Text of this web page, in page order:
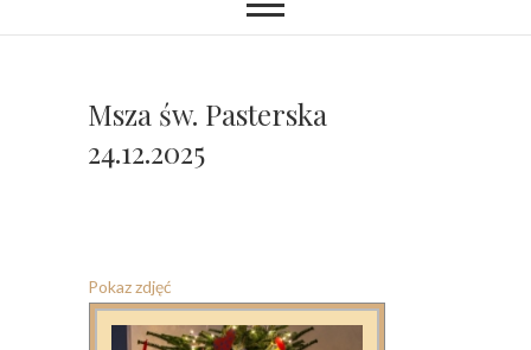
Msza św. Pasterska
24.12.2025
Pokaz zdjęć